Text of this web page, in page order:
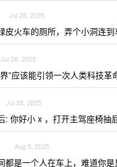
Jul 28, 2025
皮火车的厕所，弄个小洞连
Jul 28, 2025
”应该能引领一次人类科技革
Jul 28, 2025
: 你好小 x ，打开主驾座椅抽
Aug 5, 2025
都是一个人在车上，难道你